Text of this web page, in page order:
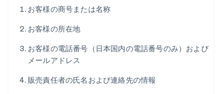
お客様の商号または名称
お客様の所在地
お客様の電話番号（日本国内の電話番号のみ）および
メールアドレス
販売責任者の氏名および連絡先の情報